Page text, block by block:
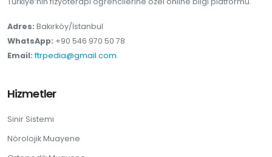
Adres: Bakırköy/İstanbul
WhatsApp: +90 546 970 50 78
Email: ftrpedia@gmail.com
Hizmetler
Sinir Sistemi
Nörolojik Muayene